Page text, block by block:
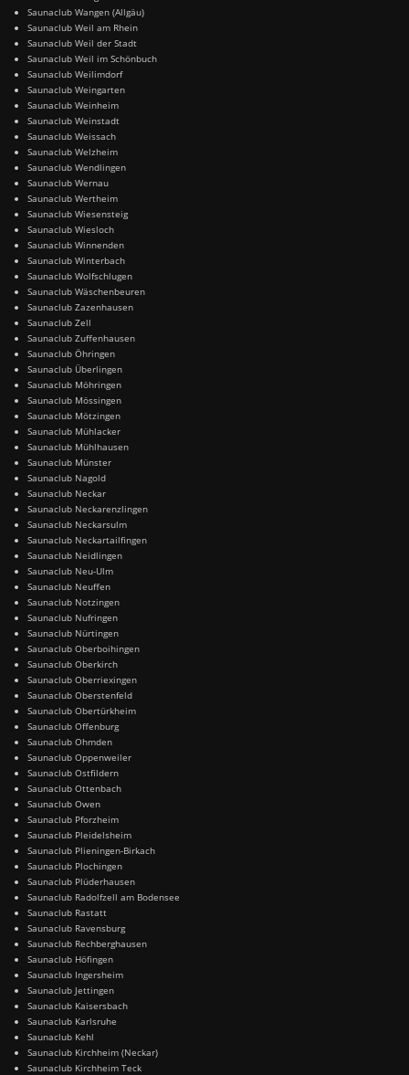
Saunaclub Wangen (Allgäu)
Saunaclub Weil am Rhein
Saunaclub Weil der Stadt
Saunaclub Weil im Schönbuch
Saunaclub Weilimdorf
Saunaclub Weingarten
Saunaclub Weinheim
Saunaclub Weinstadt
Saunaclub Weissach
Saunaclub Welzheim
Saunaclub Wendlingen
Saunaclub Wernau
Saunaclub Wertheim
Saunaclub Wiesensteig
Saunaclub Wiesloch
Saunaclub Winnenden
Saunaclub Winterbach
Saunaclub Wolfschlugen
Saunaclub Wäschenbeuren
Saunaclub Zazenhausen
Saunaclub Zell
Saunaclub Zuffenhausen
Saunaclub Öhringen
Saunaclub Überlingen
Saunaclub Möhringen
Saunaclub Mössingen
Saunaclub Mötzingen
Saunaclub Mühlacker
Saunaclub Mühlhausen
Saunaclub Münster
Saunaclub Nagold
Saunaclub Neckar
Saunaclub Neckarenzlingen
Saunaclub Neckarsulm
Saunaclub Neckartailfingen
Saunaclub Neidlingen
Saunaclub Neu-Ulm
Saunaclub Neuffen
Saunaclub Notzingen
Saunaclub Nufringen
Saunaclub Nürtingen
Saunaclub Oberboihingen
Saunaclub Oberkirch
Saunaclub Oberriexingen
Saunaclub Oberstenfeld
Saunaclub Obertürkheim
Saunaclub Offenburg
Saunaclub Ohmden
Saunaclub Oppenweiler
Saunaclub Ostfildern
Saunaclub Ottenbach
Saunaclub Owen
Saunaclub Pforzheim
Saunaclub Pleidelsheim
Saunaclub Plieningen-Birkach
Saunaclub Plochingen
Saunaclub Plüderhausen
Saunaclub Radolfzell am Bodensee
Saunaclub Rastatt
Saunaclub Ravensburg
Saunaclub Rechberghausen
Saunaclub Höfingen
Saunaclub Ingersheim
Saunaclub Jettingen
Saunaclub Kaisersbach
Saunaclub Karlsruhe
Saunaclub Kehl
Saunaclub Kirchheim (Neckar)
Saunaclub Kirchheim Teck